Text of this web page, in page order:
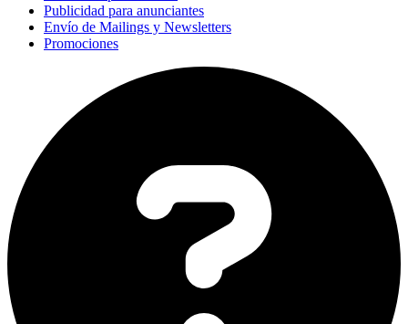
Publicidad para anunciantes
Envío de Mailings y Newsletters
Promociones